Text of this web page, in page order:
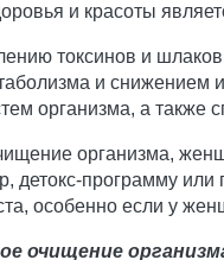
и красоты
токсинов и
и снижением
организма, а
организма,
детокс-программу
особенно если у
очищение